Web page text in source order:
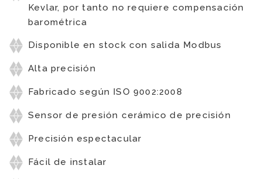
Kevlar, por tanto no requiere compensación
barométrica
Disponible en stock con salida Modbus
Alta precisión
Fabricado según ISO 9002:2008
Sensor de presión cerámico de precisión
Precisión espectacular
Fácil de instalar